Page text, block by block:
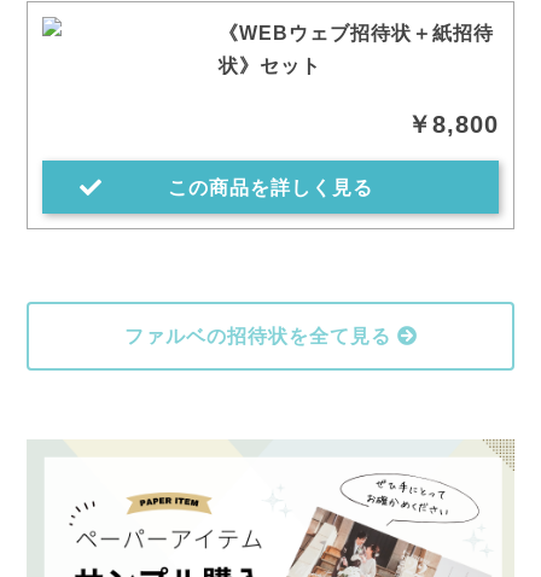
《WEBウェブ招待状＋紙招待
状》セット
￥8,800
この商品を詳しく見る
ファルベの招待状を全て見る